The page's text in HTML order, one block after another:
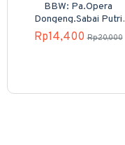
BBW: Pa.Opera
Dongeng.Sabai Putri
Pemberani (Boardbook)
Rp14,400 Rp20,000